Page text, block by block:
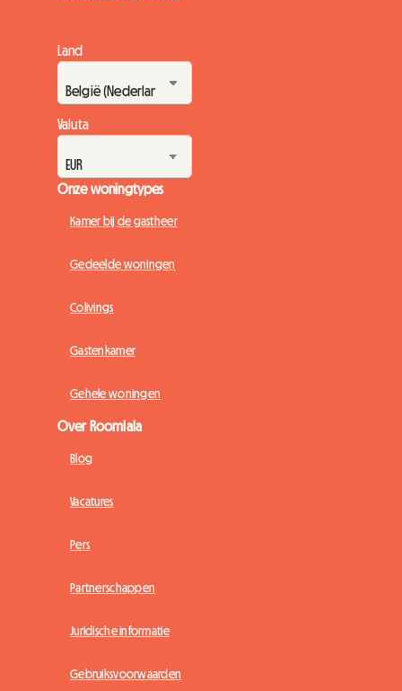
Land
Valuta
Onze woningtypes
Kamer bij de gastheer
Gedeelde woningen
Colivings
Gastenkamer
Gehele woningen
Over Roomlala
Blog
Vacatures
Pers
Partnerschappen
Juridische informatie
Gebruiksvoorwaarden